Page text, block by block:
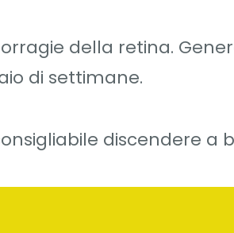
della retina.
di settimane.
discendere a